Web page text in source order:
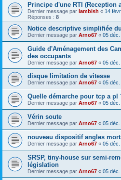
Principe d'une RTI (Reception
Dernier message par lambish « 14
Réponses : 8
Notice descriptive simplifiée
Dernier message par Arno67 « 05 déc.
Guide d'Aménagement des
des occupants
Dernier message par Arno67 « 05 déc.
disque limitation de vitesse
Dernier message par Arno67 « 05 déc.
Quelle démarche pour tcp a pl
Dernier message par Arno67 « 05 déc.
Vérin soute
Dernier message par Arno67 « 05 déc.
nouveau dispositif angles
Dernier message par Arno67 « 05 déc.
SRSP, tiny-house sur semi-
législation
Dernier message par Arno67 « 05 déc.